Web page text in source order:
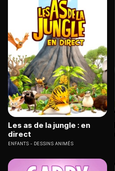
Les as de la jungle : en
direct
ENFANTS DESSINS ANIMÉS